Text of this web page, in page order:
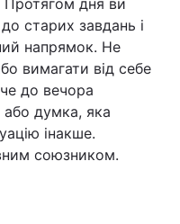
Протягом дня ви
старих завдань і
напрямок. Не
вимагати від себе
до вечора
або думка, яка
інакше.
союзником.